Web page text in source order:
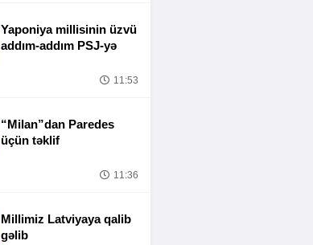
Yaponiya millisinin üzvü
addım-addım PSJ-yə
11:53
“Milan”dan Paredes
üçün təklif
11:36
Millimiz Latviyaya qalib
gəlib